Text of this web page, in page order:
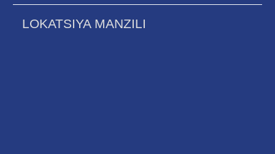
LOKATSIYA MANZILI